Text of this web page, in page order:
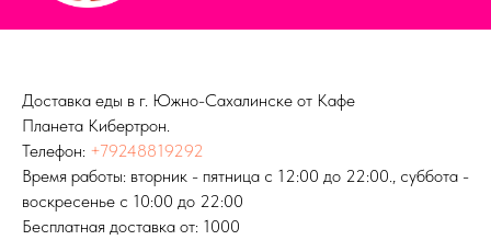
Доставка еды в г. Южно-Сахалинске от Кафе
Планета Кибертрон.
Телефон: +79248819292
Время работы: вторник - пятница с 12:00 до 22:00., суббота -
воскресенье с 10:00 до 22:00
Бесплатная доставка от: 1000